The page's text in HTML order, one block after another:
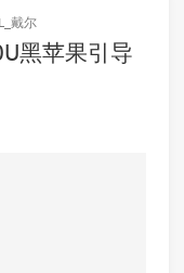
戴尔
黑苹果引导